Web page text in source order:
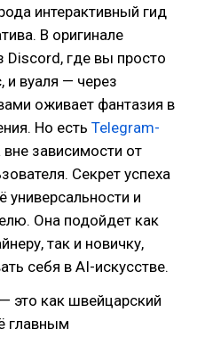
интерактивный гид
В оригинале
Discord, где вы просто
и вуаля — через
оживает фантазия в
Но есть Telegram-
вне зависимости от
Секрет успеха
универсальности и
Она подойдет как
так и новичку,
себя в AI-искусстве.
— это как швейцарский
главным